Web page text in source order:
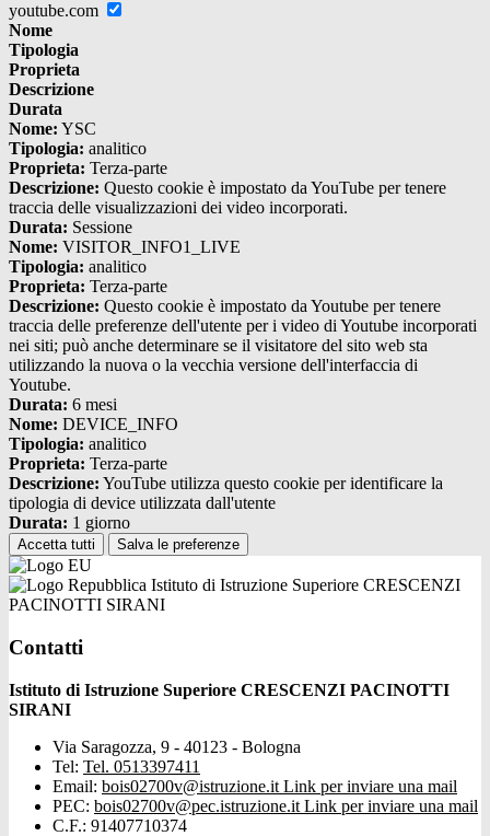
youtube.com
Nome
Tipologia
Proprieta
Descrizione
Durata
Nome: YSC
Tipologia: analitico
Proprieta: Terza-parte
Descrizione: Questo cookie è impostato da YouTube per tenere
traccia delle visualizzazioni dei video incorporati.
Durata: Sessione
Nome: VISITOR_INFO1_LIVE
Tipologia: analitico
Proprieta: Terza-parte
Descrizione: Questo cookie è impostato da Youtube per tenere
traccia delle preferenze dell'utente per i video di Youtube incorporati
nei siti; può anche determinare se il visitatore del sito web sta
utilizzando la nuova o la vecchia versione dell'interfaccia di
Youtube.
Durata: 6 mesi
Nome: DEVICE_INFO
Tipologia: analitico
Proprieta: Terza-parte
Descrizione: YouTube utilizza questo cookie per identificare la
tipologia di device utilizzata dall'utente
Durata: 1 giorno
Accetta tutti Salva le preferenze
Istituto di Istruzione Superiore CRESCENZI
PACINOTTI SIRANI
Contatti
Istituto di Istruzione Superiore CRESCENZI PACINOTTI
SIRANI
Via Saragozza, 9 - 40123 - Bologna
Tel: Tel. 0513397411
Email: bois02700v@istruzione.it Link per inviare una mail
PEC: bois02700v@pec.istruzione.it Link per inviare una mail
C.F.: 91407710374